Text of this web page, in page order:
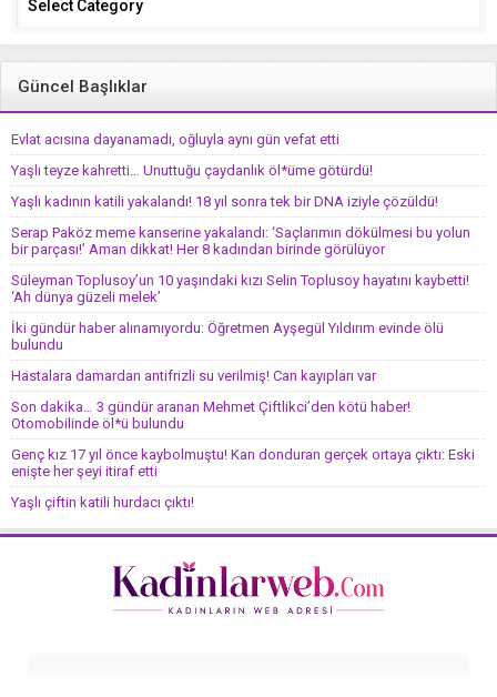
Güncel Başlıklar
Evlat acısına dayanamadı, oğluyla aynı gün vefat etti
Yaşlı teyze kahretti… Unuttuğu çaydanlık öl*üme götürdü!
Yaşlı kadının katili yakalandı! 18 yıl sonra tek bir DNA iziyle çözüldü!
Serap Paköz meme kanserine yakalandı: ‘Saçlarımın dökülmesi bu yolun
bir parçası!’ Aman dikkat! Her 8 kadından birinde görülüyor
Süleyman Toplusoy’un 10 yaşındaki kızı Selin Toplusoy hayatını kaybetti!
‘Ah dünya güzeli melek’
İki gündür haber alınamıyordu: Öğretmen Ayşegül Yıldırım evinde ölü
bulundu
Hastalara damardan antifrizli su verilmiş! Can kayıpları var
Son dakika… 3 gündür aranan Mehmet Çiftlikci’den kötü haber!
Otomobilinde öl*ü bulundu
Genç kız 17 yıl önce kaybolmuştu! Kan donduran gerçek ortaya çıktı: Eski
enişte her şeyi itiraf etti
Yaşlı çiftin katili hurdacı çıktı!